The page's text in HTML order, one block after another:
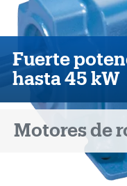
Fuerte
hasta 45 kW
Motores de